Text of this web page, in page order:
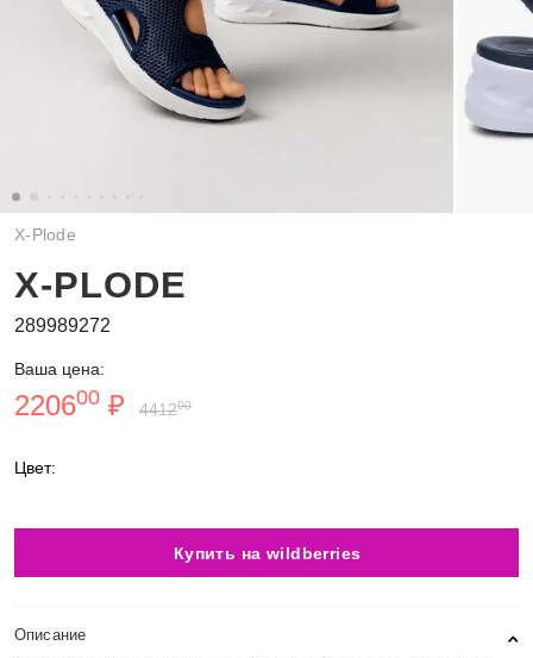
X-Plode
X-PLODE
289989272
Ваша цена:
220600 ₽ 441200
Цвет:
Купить на wildberries
Описание